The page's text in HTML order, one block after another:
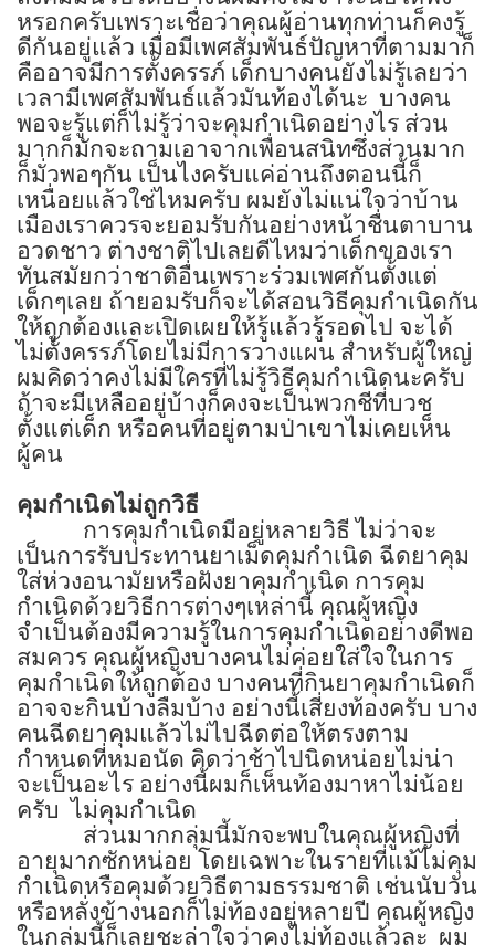
หรอกครับเพราะเชื่อว่าคุณผู้อ่านทุกท่านก็คงรู้
ดีกันอยู่แล้ว เมื่อมีเพศสัมพันธ์ปัญหาที่ตามมาก็
คืออาจมีการตั้งครรภ์ เด็กบางคนยังไม่รู้เลยว่า
เวลามีเพศสัมพันธ์แล้วมันท้องได้นะ บางคน
พอจะรู้แต่ก็ไม่รู้ว่าจะคุมกำเนิดอย่างไร ส่วน
มากก็มักจะถามเอาจากเพื่อนสนิทซึ่งส่วนมาก
ก็มั่วพอๆกัน เป็นไงครับแค่อ่านถึงตอนนี้ก็
เหนื่อยแล้วใช่ไหมครับ ผมยังไม่แน่ใจว่าบ้าน
เมืองเราควรจะยอมรับกันอย่างหน้าชื่นตาบาน
อวดชาว ต่างชาติไปเลยดีไหมว่าเด็กของเรา
ทันสมัยกว่าชาติอื่นเพราะร่วมเพศกันตั้งแต่
เด็กๆเลย ถ้ายอมรับก็จะได้สอนวิธีคุมกำเนิดกัน
ให้ถูกต้องและเปิดเผยให้รู้แล้วรู้รอดไป จะได้
ไม่ตั้งครรภ์โดยไม่มีการวางแผน สำหรับผู้ใหญ่
ผมคิดว่าคงไม่มีใครที่ไม่รู้วิธีคุมกำเนิดนะครับ
ถ้าจะมีเหลืออยู่บ้างก็คงจะเป็นพวกชีที่บวช
ตั้งแต่เด็ก หรือคนที่อยู่ตามป่าเขาไม่เคยเห็น
ผู้คน
คุมกำเนิดไม่ถูกวิธี
การคุมกำเนิดมีอยู่หลายวิธี ไม่ว่าจะ
เป็นการรับประทานยาเม็ดคุมกำเนิด ฉีดยาคุม
ใส่ห่วงอนามัยหรือฝังยาคุมกำเนิด การคุม
กำเนิดด้วยวิธีการต่างๆเหล่านี้ คุณผู้หญิง
จำเป็นต้องมีความรู้ในการคุมกำเนิดอย่างดีพอ
สมควร คุณผู้หญิงบางคนไม่ค่อยใส่ใจในการ
คุมกำเนิดให้ถูกต้อง บางคนที่กินยาคุมกำเนิดก็
อาจจะกินบ้างลืมบ้าง อย่างนี้เสี่ยงท้องครับ บาง
คนฉีดยาคุมแล้วไม่ไปฉีดต่อให้ตรงตาม
กำหนดที่หมอนัด คิดว่าช้าไปนิดหน่อยไม่น่า
จะเป็นอะไร อย่างนี้ผมก็เห็นท้องมาหาไม่น้อย
ครับ ไม่คุมกำเนิด
ส่วนมากกลุ่มนี้มักจะพบในคุณผู้หญิงที่
อายุมากซักหน่อย โดยเฉพาะในรายที่แม้ไม่คุม
กำเนิดหรือคุมด้วยวิธีตามธรรมชาติ เช่นนับวัน
หรือหลั่งข้างนอกก็ไม่ท้องอยู่หลายปี คุณผู้หญิง
ในกลุ่มนี้ก็เลยชะล่าใจว่าคงไม่ท้องแล้วละ ผม